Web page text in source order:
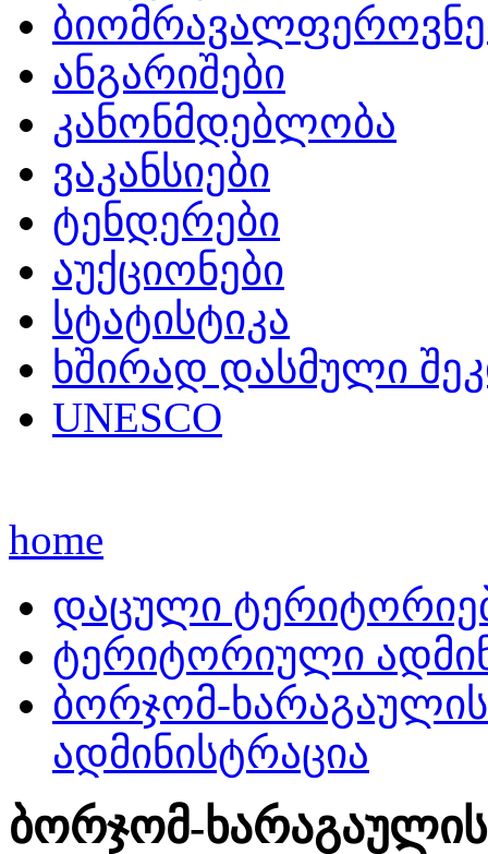
ანგარიშები
კანონმდებლობა
ვაკანსიები
ტენდერები
აუქციონები
სტატისტიკა
ხშირად დასმული
UNESCO
home
დაცული
ტერიტორიული
ბორჯომ-
ადმინისტრაცია
ბორჯომ-